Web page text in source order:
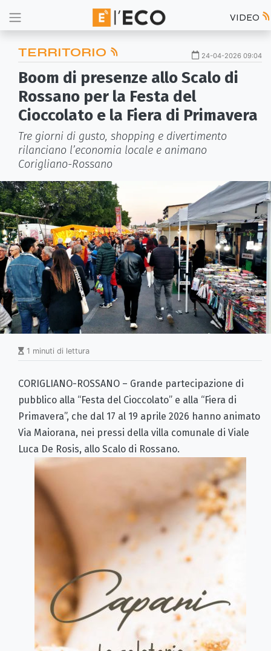
VIDEO
TERRITORIO 24-04-2026 09:04
Boom di presenze allo Scalo di
Rossano per la Festa del
Cioccolato e la Fiera di Primavera
Tre giorni di gusto, shopping e divertimento
rilanciano l’economia locale e animano
Corigliano-Rossano
1 minuti di lettura
CORIGLIANO-ROSSANO – Grande partecipazione di
pubblico alla “Festa del Cioccolato” e alla “Fiera di
Primavera”, che dal 17 al 19 aprile 2026 hanno animato
Via Maiorana, nei pressi della villa comunale di Viale
Luca De Rosis, allo Scalo di Rossano.